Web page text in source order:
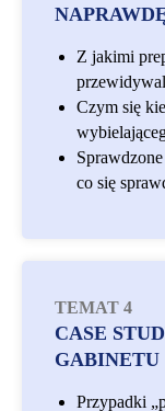
Z jakimi
Czym się
co się
TEMAT 4
CASE
GABINETU
Przypadki